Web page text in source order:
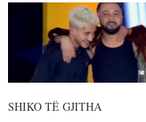
SHIKO TË GJITHA